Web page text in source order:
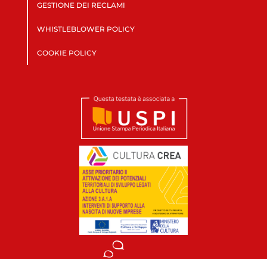
GESTIONE DEI RECLAMI
WHISTLEBLOWER POLICY
COOKIE POLICY